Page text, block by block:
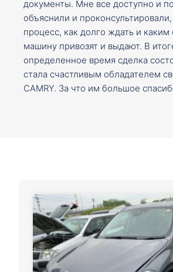
документы. Мне все доступно и
объяснили и
процесс, как долго ждать и каким
машину привозят и выдают. В
определенное время сделка
стала счастливым обладателем
CAMRY. За что им большое